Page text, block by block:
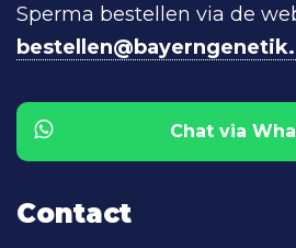
Sperma bestellen via de
Chat via
Contact